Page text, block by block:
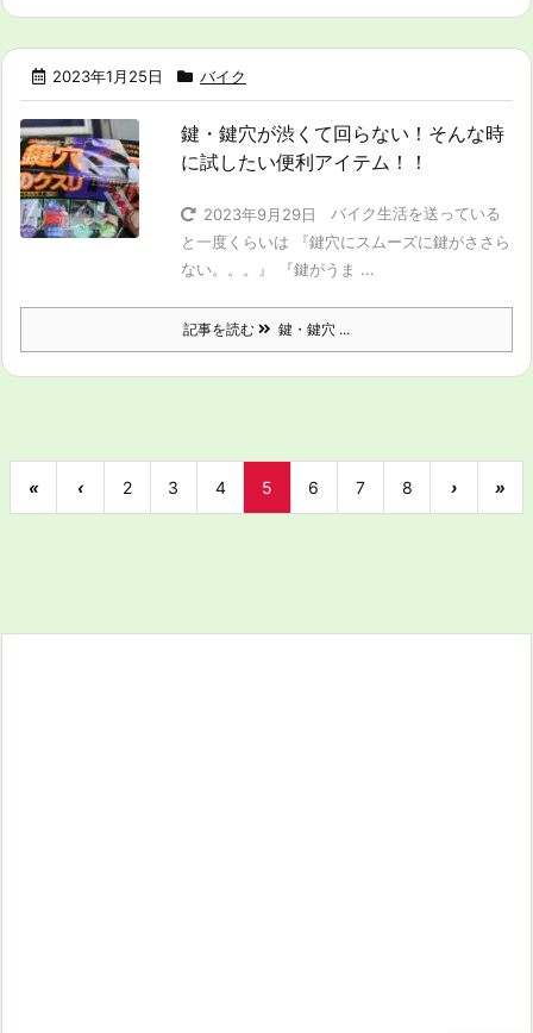
2023年1月25日 バイク
鍵・鍵穴が渋くて回らない！そんな時
に試したい便利アイテム！！
2023年9月29日
バイク生活を送っている
と一度くらいは 『鍵穴にスムーズに鍵がささら
ない。。。』 『鍵がうま ...
記事を読む 鍵・鍵穴 ...
« ‹ 2 3 4 5 6 7 8 › »